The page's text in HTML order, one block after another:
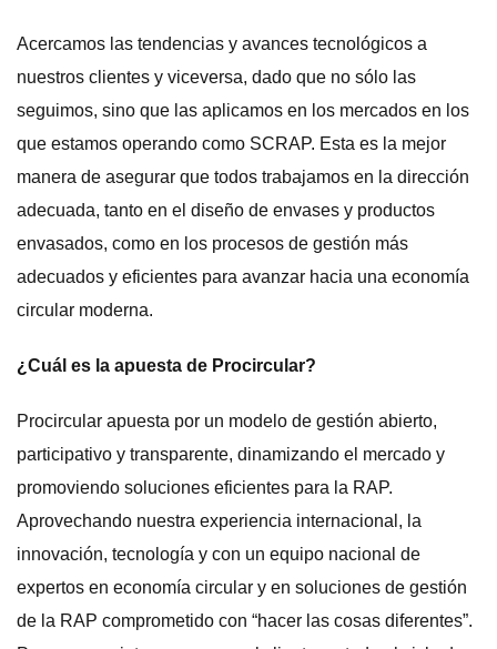
Acercamos las tendencias y avances tecnológicos a
nuestros clientes y viceversa, dado que no sólo las
seguimos, sino que las aplicamos en los mercados en los
que estamos operando como SCRAP. Esta es la mejor
manera de asegurar que todos trabajamos en la dirección
adecuada, tanto en el diseño de envases y productos
envasados, como en los procesos de gestión más
adecuados y eficientes para avanzar hacia una economía
circular moderna.
¿Cuál es la apuesta de Procircular?
Procircular apuesta por un modelo de gestión abierto,
participativo y transparente, dinamizando el mercado y
promoviendo soluciones eficientes para la RAP.
Aprovechando nuestra experiencia internacional, la
innovación, tecnología y con un equipo nacional de
expertos en economía circular y en soluciones de gestión
de la RAP comprometido con “hacer las cosas diferentes”.